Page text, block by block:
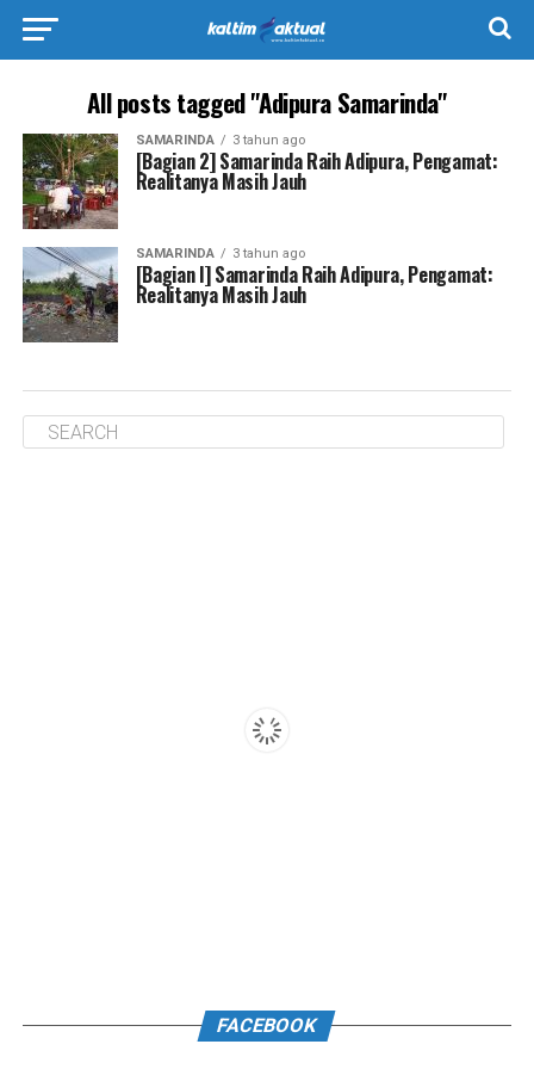
All posts tagged "Adipura Samarinda"
SAMARINDA 3 tahun ago
[Bagian 2] Samarinda Raih Adipura, Pengamat:
Realitanya Masih Jauh
SAMARINDA 3 tahun ago
[Bagian I] Samarinda Raih Adipura, Pengamat:
Realitanya Masih Jauh
FACEBOOK